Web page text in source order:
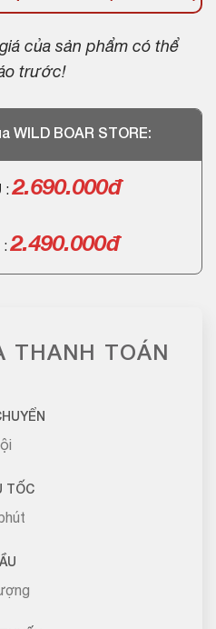
của sản phẩm có thể
trước!
WILD BOAR STORE:
: 2.690.000đ
: 2.490.000đ
THANH TOÁN
TỐC